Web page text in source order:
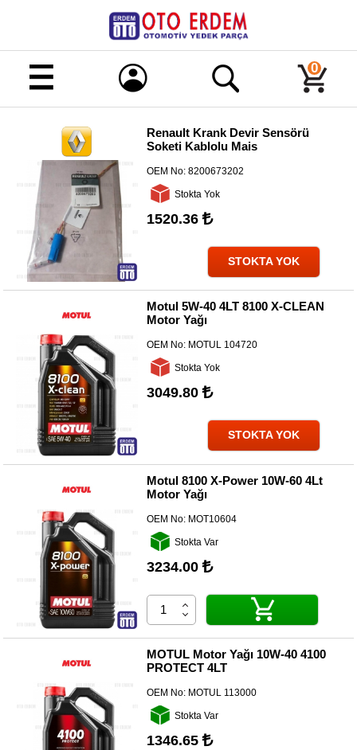
Merhaba!
Giriş
Kayıt
Kampanyalı
Ürünler
Ürünler
Banka
Kategoriler
Renault
Yedek
TOFAŞ
Yedek
0
Renault Krank Devir Sensörü
Soketi Kablolu Mais
OEM No:8200673202
Stokta Yok
1520.36
STOKTA YOK
Motul 5W-40 4LT 8100 X-CLEAN
Motor Yağı
OEM No: MOTUL 104720
Stokta Yok
3049.80
STOKTA YOK
Motul 8100 X-Power 10W-60 4Lt
Motor Yağı
OEM No: MOT10604
Stokta Var
3234.00
MOTUL Motor Yağı 10W-40 4100
PROTECT 4LT
OEM No: MOTUL 113000
Stokta Var
1346.65